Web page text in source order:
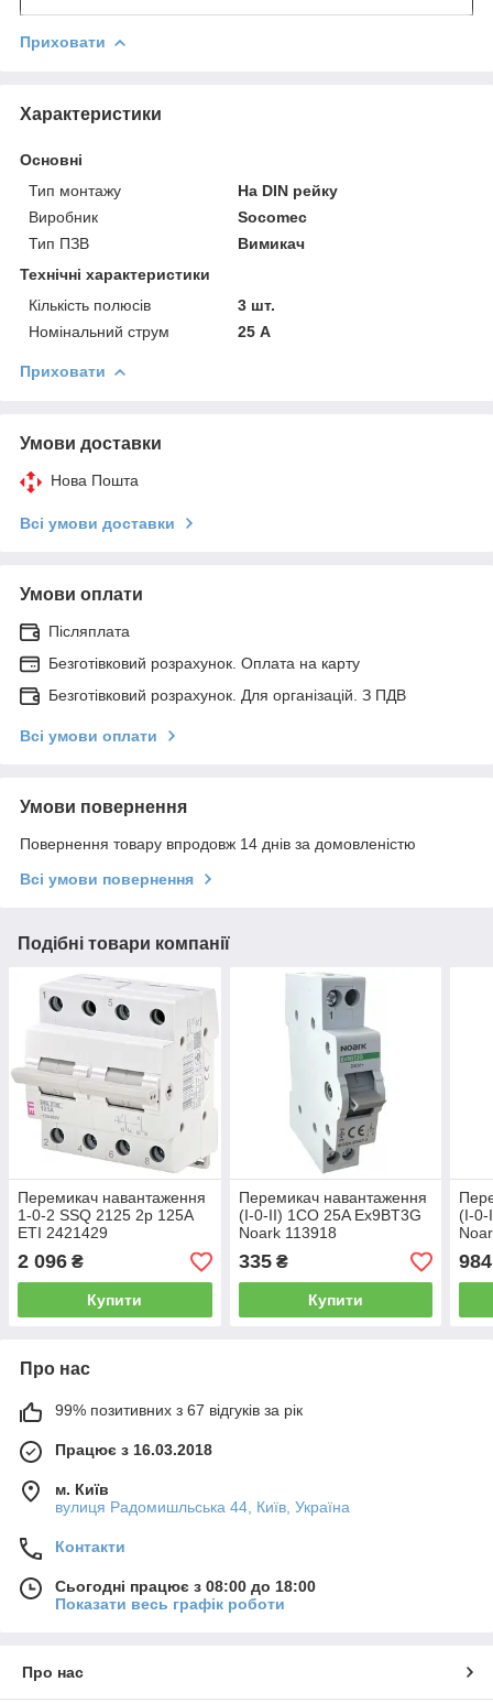
Приховати
Характеристики
Основні
Тип монтажу
На DIN рейку
Виробник
Socomec
Тип ПЗВ
Вимикач
Технічні характеристики
Кількість полюсів
3 шт.
Номінальний струм
25 А
Приховати
Умови доставки
Нова Пошта
Всі умови доставки
Умови оплати
Післяплата
Безготівковий розрахунок. Оплата на карту
Безготівковий розрахунок. Для організацій. З ПДВ
Всі умови оплати
Умови повернення
Повернення товару впродовж 14 днів за домовленістю
Всі умови повернення
Подібні товари компанії
Перемикач навантаження
1-0-2 SSQ 2125 2p 125A
ETI 2421429
2 096 ₴
Купити
Перемикач навантаження
(I-0-II) 1CO 25A Ex9BT3G
Noark 113918
335₴
Купити
(I-0-
984
Про нас
99% позитивних з 67 відгуків за рік
Працює з 16.03.2018
м. Київ
вулиця Радомишльська 44, Київ, Україна
Контакти
Сьогодні працює з 08:00 до 18:00
Показати весь графік роботи
Про нас